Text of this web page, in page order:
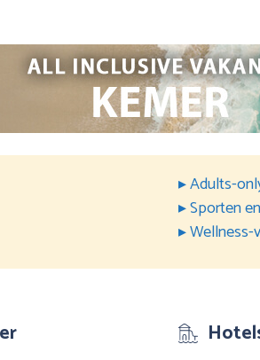
▸ Adults-
▸ Sporten
▸ Wellness-